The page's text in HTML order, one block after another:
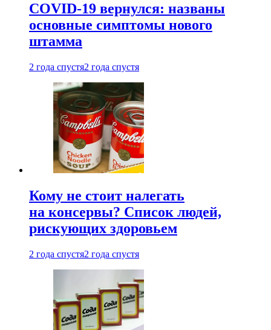
COVID-19 вернулся: названы
основные симптомы нового
штамма
2 года спустя2 года спустя
Кому не стоит налегать
на консервы? Список людей,
рискующих здоровьем
2 года спустя2 года спустя